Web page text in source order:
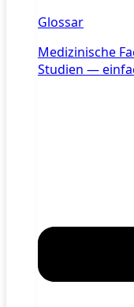
Glossar
Medizinische
Studien —